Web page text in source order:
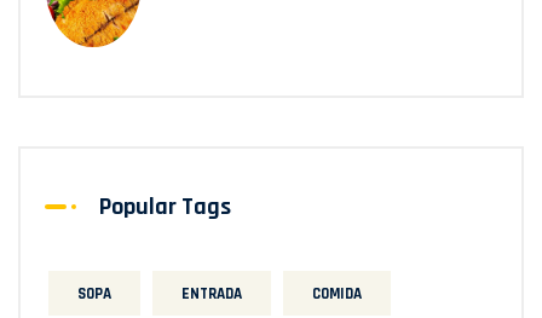
Popular Tags
SOPA ENTRADA COMIDA